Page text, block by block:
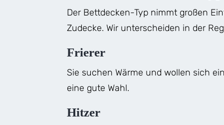
Der Bettdecken-Typ nimmt großen
Zudecke. Wir unterscheiden in der
Frierer
Sie suchen Wärme und wollen sich
eine gute Wahl.
Hitzer